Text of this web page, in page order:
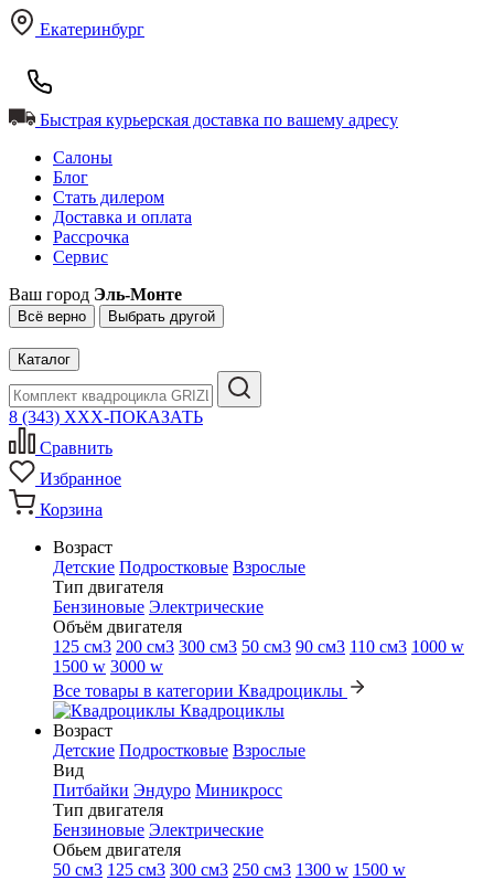
Екатеринбург
Быстрая курьерская доставка по вашему адресу
Салоны
Блог
Стать дилером
Доставка и оплата
Рассрочка
Сервис
Ваш город Эль-Монте
Всё верно Выбрать другой
Каталог
8 (343) XXX-ПОКАЗАТЬ
Сравнить
Избранное
Корзина
Возраст
Детские Подростковые Взрослые
Тип двигателя
Бензиновые Электрические
Объём двигателя
125 см3 200 см3 300 см3 50 см3 90 см3 110 см3 1000 w
1500 w 3000 w
Все товары в категории Квадроциклы
Квадроциклы
Возраст
Детские Подростковые Взрослые
Вид
Питбайки Эндуро Миникросс
Тип двигателя
Бензиновые Электрические
Обьем двигателя
50 см3 125 см3 300 см3 250 см3 1300 w 1500 w